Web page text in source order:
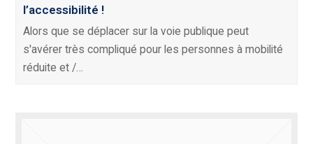
l’accessibilité !
Alors que se déplacer sur la voie publique peut
s'avérer très compliqué pour les personnes à mobilité
réduite et /…